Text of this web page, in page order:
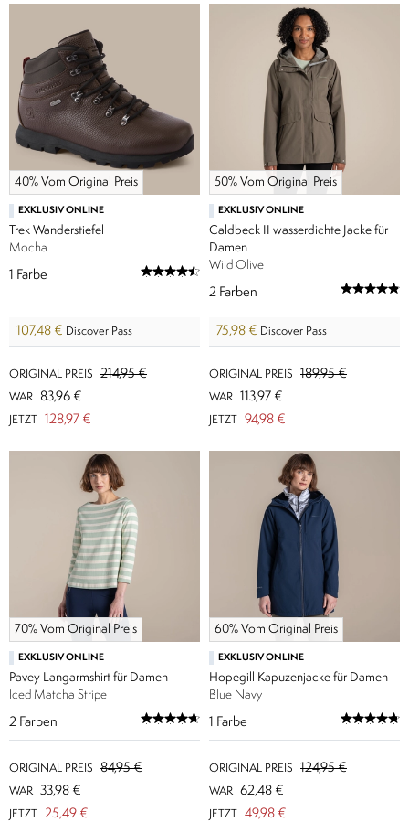
40% Vom Original Preis
EXKLUSIV ONLINE
Trek Wanderstiefel
Mocha
1 Farbe
107,48 € Discover Pass
ORIGINAL PREIS 214,95 €
WAR 83,96 €
JETZT 128,97 €
50% Vom Original Preis
EXKLUSIV ONLINE
Caldbeck II wasserdichte Jacke für
Damen
Wild Olive
2 Farben
75,98 € Discover Pass
ORIGINAL PREIS 189,95 €
WAR 113,97 €
JETZT 94,98 €
70% Vom Original Preis
EXKLUSIV ONLINE
Pavey Langarmshirt für Damen
Iced Matcha Stripe
2 Farben
ORIGINAL PREIS 84,95 €
WAR 33,98 €
JETZT 25,49 €
60% Vom Original Preis
EXKLUSIV ONLINE
Hopegill Kapuzenjacke für Damen
Blue Navy
1 Farbe
ORIGINAL PREIS 124,95 €
WAR 62,48 €
JETZT 49,98 €